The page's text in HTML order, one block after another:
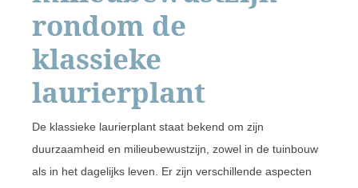
rondom de
klassieke
laurierplant
De klassieke laurierplant staat bekend om zijn
duurzaamheid en milieubewustzijn, zowel in de tuinbouw
als in het dagelijks leven. Er zijn verschillende aspecten